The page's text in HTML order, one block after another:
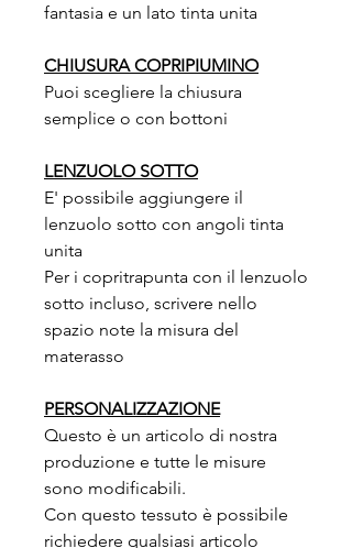
fantasia e un lato tinta unita
CHIUSURA COPRIPIUMINO
Puoi scegliere la chiusura
semplice o con bottoni
LENZUOLO SOTTO
E' possibile aggiungere il
lenzuolo sotto con angoli tinta
unita
Per i copritrapunta con il lenzuolo
sotto incluso, scrivere nello
spazio note la misura del
materasso
PERSONALIZZAZIONE
Questo è un articolo di nostra
produzione e tutte le misure
sono modificabili.
Con questo tessuto è possibile
richiedere qualsiasi articolo